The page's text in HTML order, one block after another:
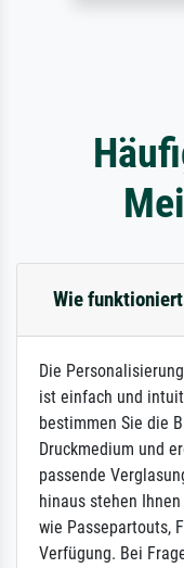
Wie
Die
ist einfach und
bestimmen Sie die
Druckmedium und
passende
hinaus stehen
wie Passepartouts,
Verfügung. Bei